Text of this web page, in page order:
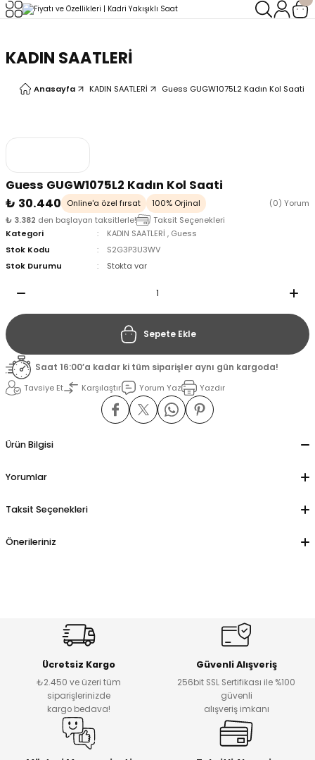
KADIN SAATLERİ
Anasayfa KADIN SAATLERİ Guess GUGW1075L2 Kadın Kol Saati
Guess GUGW1075L2 Kadın Kol Saati
₺ 30.440
Online'a özel fırsat 100% Orjinal
(0) Yorum
₺ 3.382 den başlayan taksitlerle!
Taksit Seçenekleri
Kategori
KADIN SAATLERİ , Guess
Stok Kodu
S2G3P3U3WV
Stok Durumu
Stokta var
Sepete Ekle
Saat 16:00’a kadar ki tüm siparişler aynı gün kargoda!
Tavsiye Et
Karşılaştır Yorum Yaz Yazdır
Ürün Bilgisi
Yorumlar
Taksit Seçenekleri
Önerileriniz
Ücretsiz Kargo
₺2.450 ve üzeri tüm
siparişlerinizde
kargo bedava!
Güvenli Alışveriş
256bit SSL Sertifikası ile %100
güvenli
alışveriş imkanı
Geri Dön
Geri Dön